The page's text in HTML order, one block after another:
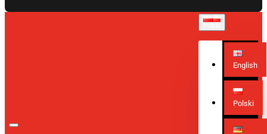
English
Polski